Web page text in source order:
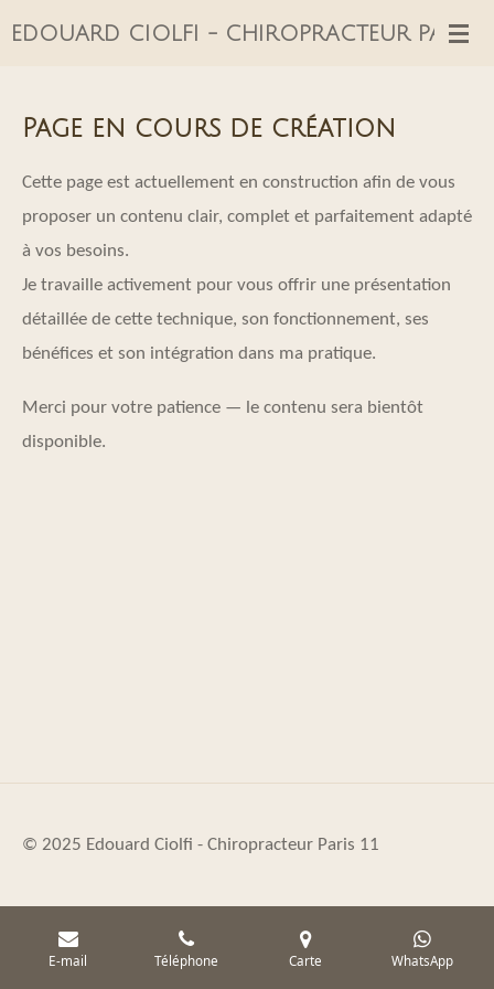
Passer
principal
EDOUARD CIOLFI - CHIROPRACTEUR PARIS
Page en cours de création
Cette page est actuellement en construction afin de vous
proposer un contenu clair, complet et parfaitement adapté
à vos besoins.
Je travaille activement pour vous offrir une présentation
détaillée de cette technique, son fonctionnement, ses
bénéfices et son intégration dans ma pratique.
Merci pour votre patience — le contenu sera bientôt
disponible.
© 2025 Edouard Ciolfi - Chiropracteur Paris 11
E-mail Téléphone Carte WhatsApp